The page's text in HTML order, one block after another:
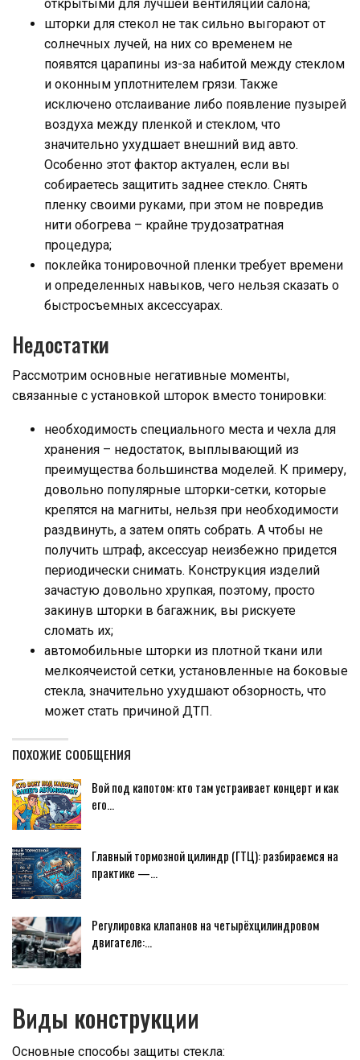
открытыми для лучшей вентиляции салона;
шторки для стекол не так сильно выгорают от
солнечных лучей, на них со временем не
появятся царапины из-за набитой между стеклом
и оконным уплотнителем грязи. Также
исключено отслаивание либо появление пузырей
воздуха между пленкой и стеклом, что
значительно ухудшает внешний вид авто.
Особенно этот фактор актуален, если вы
собираетесь защитить заднее стекло. Снять
пленку своими руками, при этом не повредив
нити обогрева – крайне трудозатратная
процедура;
поклейка тонировочной пленки требует времени
и определенных навыков, чего нельзя сказать о
быстросъемных аксессуарах.
Недостатки
Рассмотрим основные негативные моменты,
связанные с установкой шторок вместо тонировки:
необходимость специального места и чехла для
хранения – недостаток, выплывающий из
преимущества большинства моделей. К примеру,
довольно популярные шторки-сетки, которые
крепятся на магниты, нельзя при необходимости
раздвинуть, а затем опять собрать. А чтобы не
получить штраф, аксессуар неизбежно придется
периодически снимать. Конструкция изделий
зачастую довольно хрупкая, поэтому, просто
закинув шторки в багажник, вы рискуете
сломать их;
автомобильные шторки из плотной ткани или
мелкоячеистой сетки, установленные на боковые
стекла, значительно ухудшают обзорность, что
может стать причиной ДТП.
ПОХОЖИЕ СООБЩЕНИЯ
Вой под капотом: кто там устраивает концерт и как
его…
Главный тормозной цилиндр (ГТЦ): разбираемся на
практике —…
Регулировка клапанов на четырёхцилиндровом
двигателе:…
Виды конструкции
Основные способы защиты стекла: